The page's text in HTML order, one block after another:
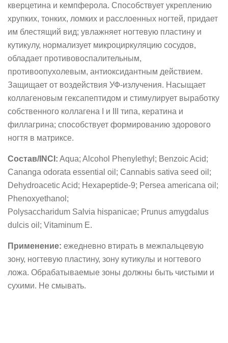
кверцетина и кемпферола. Способствует укреплению
хрупких, тонких, ломких и расслоенных ногтей, придает
им блестящий вид; увлажняет ногтевую пластину и
кутикулу, нормализует микроциркуляцию сосудов,
обладает противовоспалительным,
противоопухолевым, антиоксидантным действием.
Защищает от воздействия УФ-излучения. Насыщает
коллагеновым гексапептидом и стимулирует выработку
собственного коллагена I и III типа, кератина и
филлагрина; способствует формированию здорового
ногтя в матриксе.
Состав/INCI: Aqua; Alcohol Phenylethyl; Benzoic Acid;
Cananga odorata essential oil; Cannabis sativa seed oil;
Dehydroacetic Acid; Hexapeptide-9; Persea americana oil;
Phenoxyethanol;
Polysaccharidum Salvia hispanicae; Prunus amygdalus
dulcis oil; Vitaminum E.
Применение: ежедневно втирать в межпальцевую
зону, ногтевую пластину, зону кутикулы и ногтевого
ложа. Обрабатываемые зоны должны быть чистыми и
сухими. Не смывать.